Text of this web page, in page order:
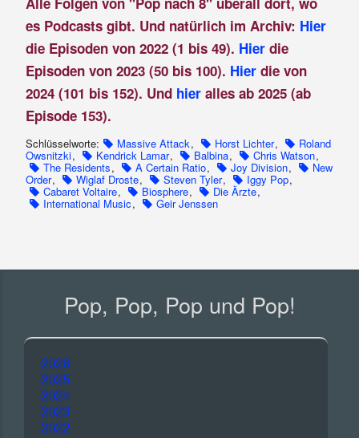
es Podcasts gibt. Und natürlich im Archiv: Hier
die Episoden von 2022 (1 bis 49). Hierdie
Episoden von 2023 (50 bis 100). Hier die von
2024 (101 bis 152). Und hier alles ab 2025 (ab
Episode 153).
Schlüsselworte: Massive Attack, Horst Lichter, Roland
Owsnitzki, Kendrick Lamar, Balbina, Chris Watson,
The Residents, A Certain Ratio, Joy Division, New
Order, Wiglaf Droste, Steven Tyler, Iggy Pop,
Cabaret Voltaire, Biosphere, Die Ärzte,
International Music, Geir Jenssen
Pop, Pop, Pop und Pop!
2026
2025
2024
2023
2022